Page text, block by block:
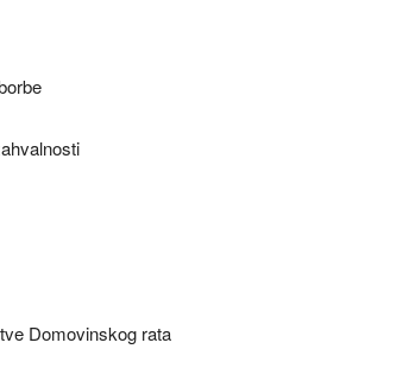
Domovinskog rata